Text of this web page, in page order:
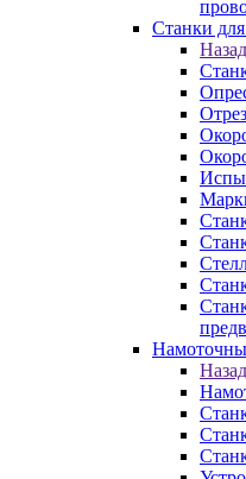
Станки
Назад
Назад